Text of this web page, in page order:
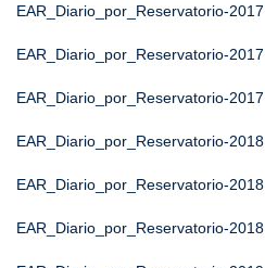
EAR_Diario_por_Reservatorio-2017
EAR_Diario_por_Reservatorio-2017
EAR_Diario_por_Reservatorio-2017
EAR_Diario_por_Reservatorio-2018
EAR_Diario_por_Reservatorio-2018
EAR_Diario_por_Reservatorio-2018